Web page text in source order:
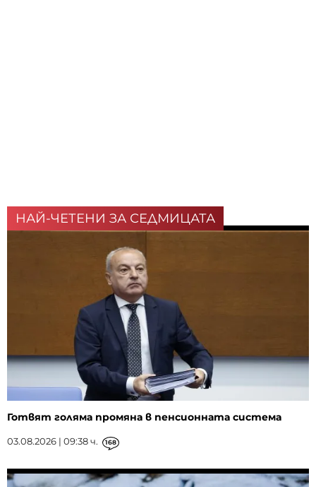
НАЙ-ЧЕТЕНИ ЗА СЕДМИЦАТА
Готвят голяма промяна в пенсионната система
03.08.2026 | 09:38 ч. 168